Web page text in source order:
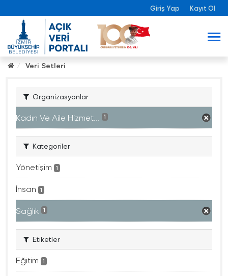
Giriş Yap Kayıt Ol
Veri Setleri
Organizasyonlar
Kadın Ve Aile Hizmet... 1
Kategoriler
Yönetişim 1
İnsan 1
Sağlık 1
Etiketler
Eğitim 1